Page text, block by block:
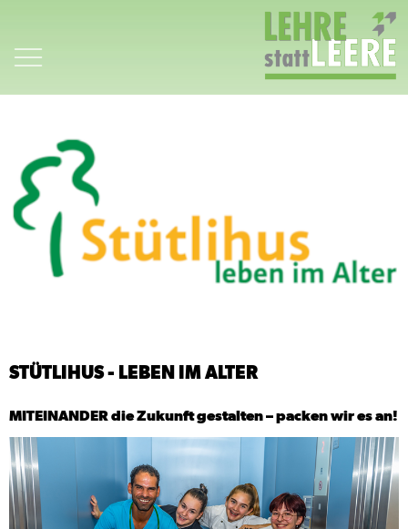
STÜTLIHUS - LEBEN IM ALTER
MITEINANDER die Zukunft gestalten – packen wir es an!